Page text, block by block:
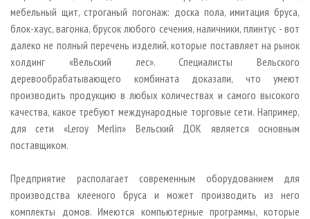
мебельный щит, строганый погонаж: доска пола, имитация бруса,
блок-хаус, вагонка, брусок любого сечения, наличники, плинтус - вот
далеко не полный перечень изделий, которые поставляет на рынок
холдинг «Вельский лес». Специалисты Вельского
деревообрабатывающего комбината доказали, что умеют
производить продукцию в любых количествах и самого высокого
качества, какое требуют международные торговые сети. Например,
для сети «Leroy Merlin» Вельский ДОК является основным
поставщиком.
Предприятие располагает современным оборудованием для
производства клееного бруса и может производить из него
комплекты домов. Имеются компьютерные программы, которые